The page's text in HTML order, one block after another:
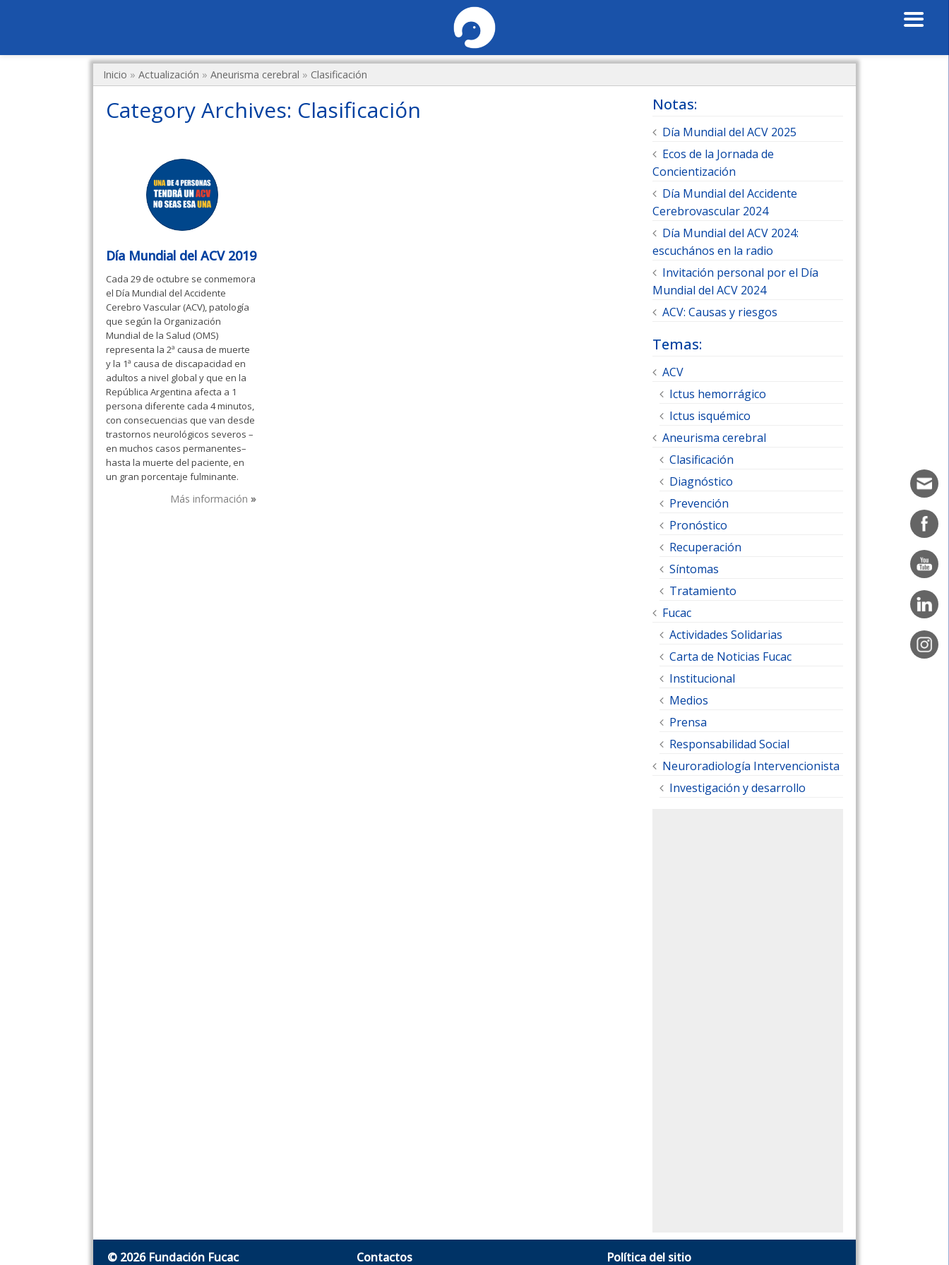
Inicio »Actualización »Aneurisma cerebral » Clasificación
Category Archives: Clasificación
Día Mundial del ACV 2019
Cada 29 de octubre se conmemora
el Día Mundial del Accidente
Cerebro Vascular (ACV), patología
que según la Organización
Mundial de la Salud (OMS)
representa la 2ª causa de muerte
y la 1ª causa de discapacidad en
adultos a nivel global y que en la
República Argentina afecta a 1
persona diferente cada 4 minutos,
con consecuencias que van desde
trastornos neurológicos severos –
en muchos casos permanentes–
hasta la muerte del paciente, en
un gran porcentaje fulminante.
Más información
Notas:
Día Mundial del ACV 2025
Ecos de la Jornada de
Concientización
Día Mundial del Accidente
Cerebrovascular 2024
Día Mundial del ACV 2024:
escuchános en la radio
Invitación personal por el Día
Mundial del ACV 2024
ACV: Causas y riesgos
Temas:
ACV
Ictus hemorrágico
Ictus isquémico
Aneurisma cerebral
Clasificación
Diagnóstico
Prevención
Pronóstico
Recuperación
Síntomas
Tratamiento
Fucac
Actividades Solidarias
Carta de Noticias Fucac
Institucional
Medios
Prensa
Responsabilidad Social
Neuroradiología Intervencionista
Investigación y desarrollo
© 2026 Fundación Fucac Contactos Política del sitio